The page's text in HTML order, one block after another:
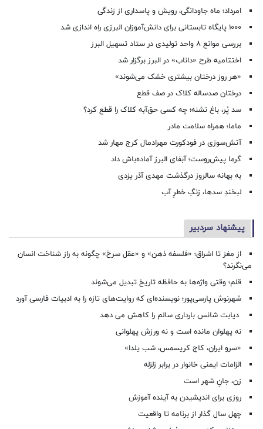
امرداد؛ ماه جاودانگی، رویش و پاسداری از زندگی
۱۰۰۰ پایگاه تابستانی برای دانش‌آموزان البرزی راه اندازی شد
بررسی موانع ۸ واحد تولیدی در ستاد تسهیل البرز
اختتامیه طرح «داناب» در البرز برگزار شد
«هر روز درختان بیشتری خشک می‌شوند»
درختان صدساله کلاک در صف قطع
سد پُر، باغ تشنه؛ چه کسی حق‌آبه کلاک را قطع کرد؟
ماما؛ همراه سلامت مادر
آتش‌سوزی در فودکورت مهرادمال کرج مهار شد
گرما پیش‌روست؛ آبفای البرز آماده‌باش داد
به بهانه سالروز درگذشت مهدی آذر یزدی
لبخندِ سدها، زنگِ خطرِ آب
پیشنهاد سردبیر
از مغز تا اشراق؛ «فلسفه ذهن» و «عقل سرخ» چگونه به راز شناخت انسان
می‌نگرند؟
قلم؛ وقتی واژه‌ها به حافظه تاریخ تبدیل می‌شوند
شهرنوش پارسی‌پور؛ نویسنده‌ای که روایت‌های تازه را به ادبیات فارسی آورد
دیابت شانس بارداری سالم را کاهش می دهد
نه پهلوان مانده است و نه ورزش پهلوانی
«سرو ایران، کاج کریسمس، شب یلدا»
الزامات ایمنی خانوار در برابر زلزله
زن، جانِ شهر است
روزی برای اندیشیدن به آینده آموزش
چهل سال گذار از برنامه تا واقعیت